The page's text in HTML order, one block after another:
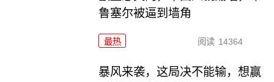
鲁塞尔被逼到墙角
最热 阅读 14364
暴风来袭，这局决不能输，想赢